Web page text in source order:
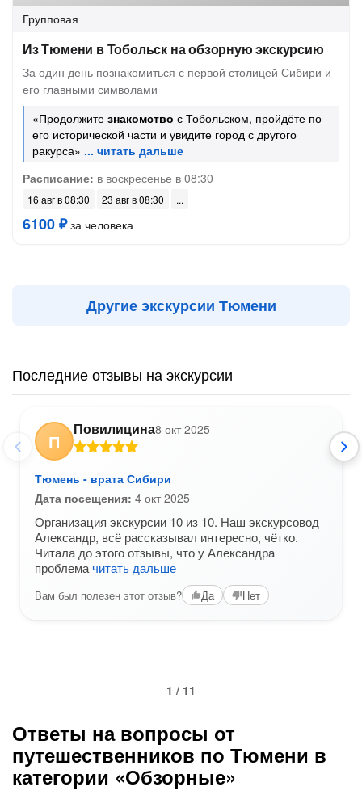
Групповая
Из Тюмени в Тобольск на обзорную экскурсию
За один день познакомиться с первой столицей Сибири и
его главными символами
«Продолжите знакомство с Тобольском, пройдёте по
его исторической части и увидите город с другого
ракурса»
Расписание: в воскресенье в 08:30
16 авг в 08:30 23 авг в 08:30
6100 ₽за человека
Другие экскурсии Тюмени
Последние отзывы на экскурсии
П
Повилицина8 окт 2025
Тюмень - врата Сибири
Дата посещения: 4 окт 2025
Организация экскурсии 10 из 10. Наш экскурсовод
Александр, всё рассказывал интересно, чётко.
Читала до этого отзывы, что у Александра
проблемачитать дальше
Вам был полезен этот отзыв? Да Нет
1 / 11
Ответы на вопросы от
путешественников по Тюмени в
категории «Обзорные»